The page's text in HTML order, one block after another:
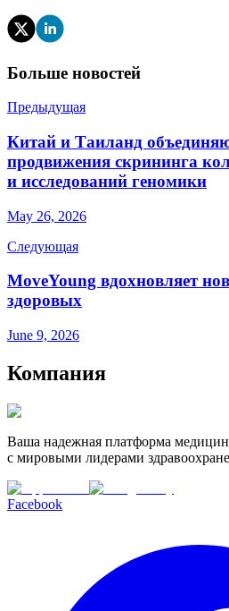
Больше новостей
Предыдущая
Китай и Таиланд
продвижения скрининга
и исследований геномики
May 26, 2026
Следующая
MoveYoung вдохновляет
здоровых
June 9, 2026
Компания
Ваша надежная платформа
с мировыми лидерами
Facebook